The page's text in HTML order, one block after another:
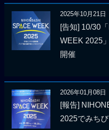
2025年10月21日
[告知] 10/30
WEEK 2025
開催
2026年01月08日
[報告]
2025でみち